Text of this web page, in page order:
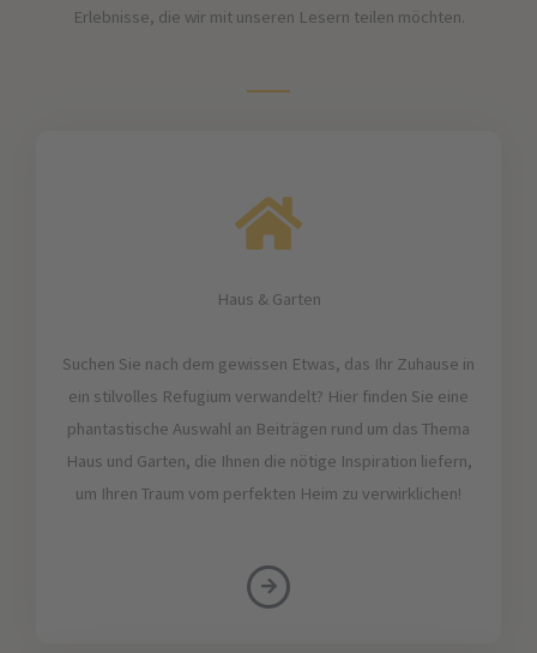
Erlebnisse, die wir mit unseren Lesern teilen möchten.
Haus & Garten
Suchen Sie nach dem gewissen Etwas, das Ihr Zuhause in
ein stilvolles Refugium verwandelt? Hier finden Sie eine
phantastische Auswahl an Beiträgen rund um das Thema
Haus und Garten, die Ihnen die nötige Inspiration liefern,
um Ihren Traum vom perfekten Heim zu verwirklichen!